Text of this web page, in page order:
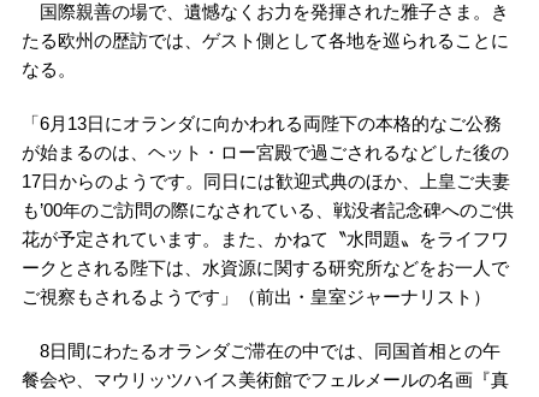
国際親善の場で、遺憾なくお力を発揮された雅子さま。き
たる欧州の歴訪では、ゲスト側として各地を巡られることに
なる。
「6月13日にオランダに向かわれる両陛下の本格的なご公務
が始まるのは、ヘット・ロー宮殿で過ごされるなどした後の
17日からのようです。同日には歓迎式典のほか、上皇ご夫妻
も’00年のご訪問の際になされている、戦没者記念碑へのご供
花が予定されています。また、かねて〝水問題〟をライフワ
ークとされる陛下は、水資源に関する研究所などをお一人で
ご視察もされるようです」（前出・皇室ジャーナリスト）
8日間にわたるオランダご滞在の中では、同国首相との午
餐会や、マウリッツハイス美術館でフェルメールの名画『真